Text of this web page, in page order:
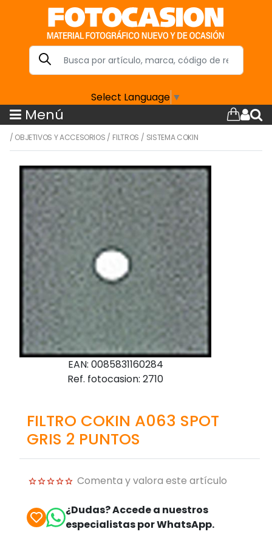
Select Language ▼
Menú
/ OBJETIVOS Y ACCESORIOS / FILTROS / SISTEMA COKIN
EAN: 0085831160284
Ref. fotocasion: 2710
FILTRO COKIN A063 SPOT
GRIS 2 PUNTOS
Comenta y valora este artículo
¿Dudas? Accede a nuestros
especialistas por WhatsApp.